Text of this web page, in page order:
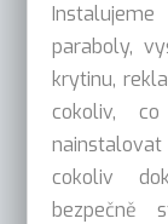
paraboly,
krytinu,
cokoliv,
nainstalovat
cokoliv
bezpečně